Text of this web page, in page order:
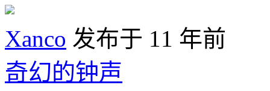
Xanco 发布于 11 年前
奇幻的钟声